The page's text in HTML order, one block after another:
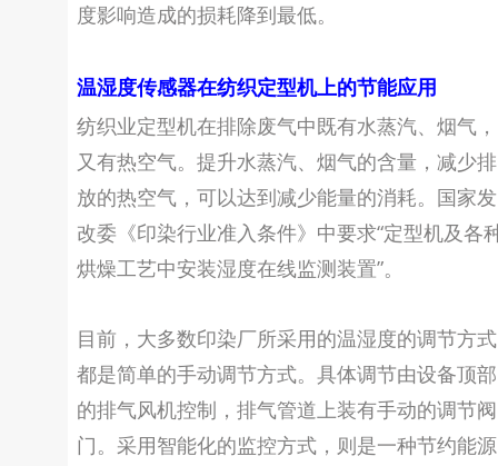
度影响造成的损耗降到最低。
温湿度传感器在纺织定型机上的节能应用
纺织业定型机在排除废气中既有水蒸汽、烟气，
又有热空气。提升水蒸汽、烟气的含量，减少排
放的热空气，可以达到减少能量的消耗。国家发
改委《印染行业准入条件》中要求“定型机及各
烘燥工艺中安装湿度在线监测装置”。
目前，大多数印染厂所采用的温湿度的调节方式
都是简单的手动调节方式。具体调节由设备顶部
的排气风机控制，排气管道上装有手动的调节阀
门。采用智能化的监控方式，则是一种节约能源